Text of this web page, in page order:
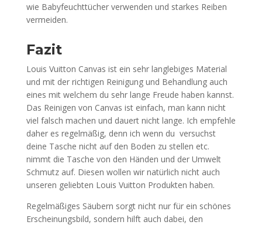
wie Babyfeuchttücher verwenden und starkes Reiben
vermeiden.
Fazit
Louis Vuitton Canvas ist ein sehr langlebiges Material
und mit der richtigen Reinigung und Behandlung auch
eines mit welchem du sehr lange Freude haben kannst.
Das Reinigen von Canvas ist einfach, man kann nicht
viel falsch machen und dauert nicht lange. Ich empfehle
daher es regelmäßig, denn ich wenn du versuchst
deine Tasche nicht auf den Boden zu stellen etc.
nimmt die Tasche von den Händen und der Umwelt
Schmutz auf. Diesen wollen wir natürlich nicht auch
unseren geliebten Louis Vuitton Produkten haben.
Regelmäßiges Säubern sorgt nicht nur für ein schönes
Erscheinungsbild, sondern hilft auch dabei, den